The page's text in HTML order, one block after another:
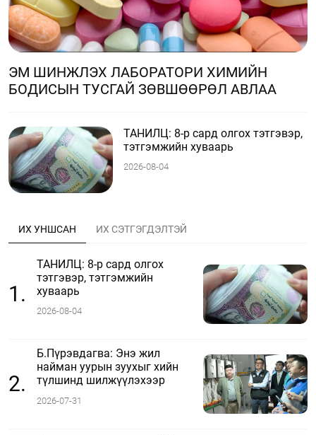
ЭМ ШИНЖЛЭХ ЛАБОРАТОРИ ХИМИЙН
БОДИСЫН ТУСГАЙ ЗӨВШӨӨРӨЛ АВЛАА
ТАНИЛЦ: 8-р сард олгох тэтгэвэр,
тэтгэмжийн хуваарь
2026-08-04
ИХ УНШСАН ИХ СЭТГЭГДЭЛТЭЙ
1.
ТАНИЛЦ: 8-р сард олгох
тэтгэвэр, тэтгэмжийн
хуваарь
2026-08-04
2.
Б.Пүрэвдагва: Энэ жил
найман уурын зуухыг хийн
түлшинд шилжүүлэхээр
2026-07-31